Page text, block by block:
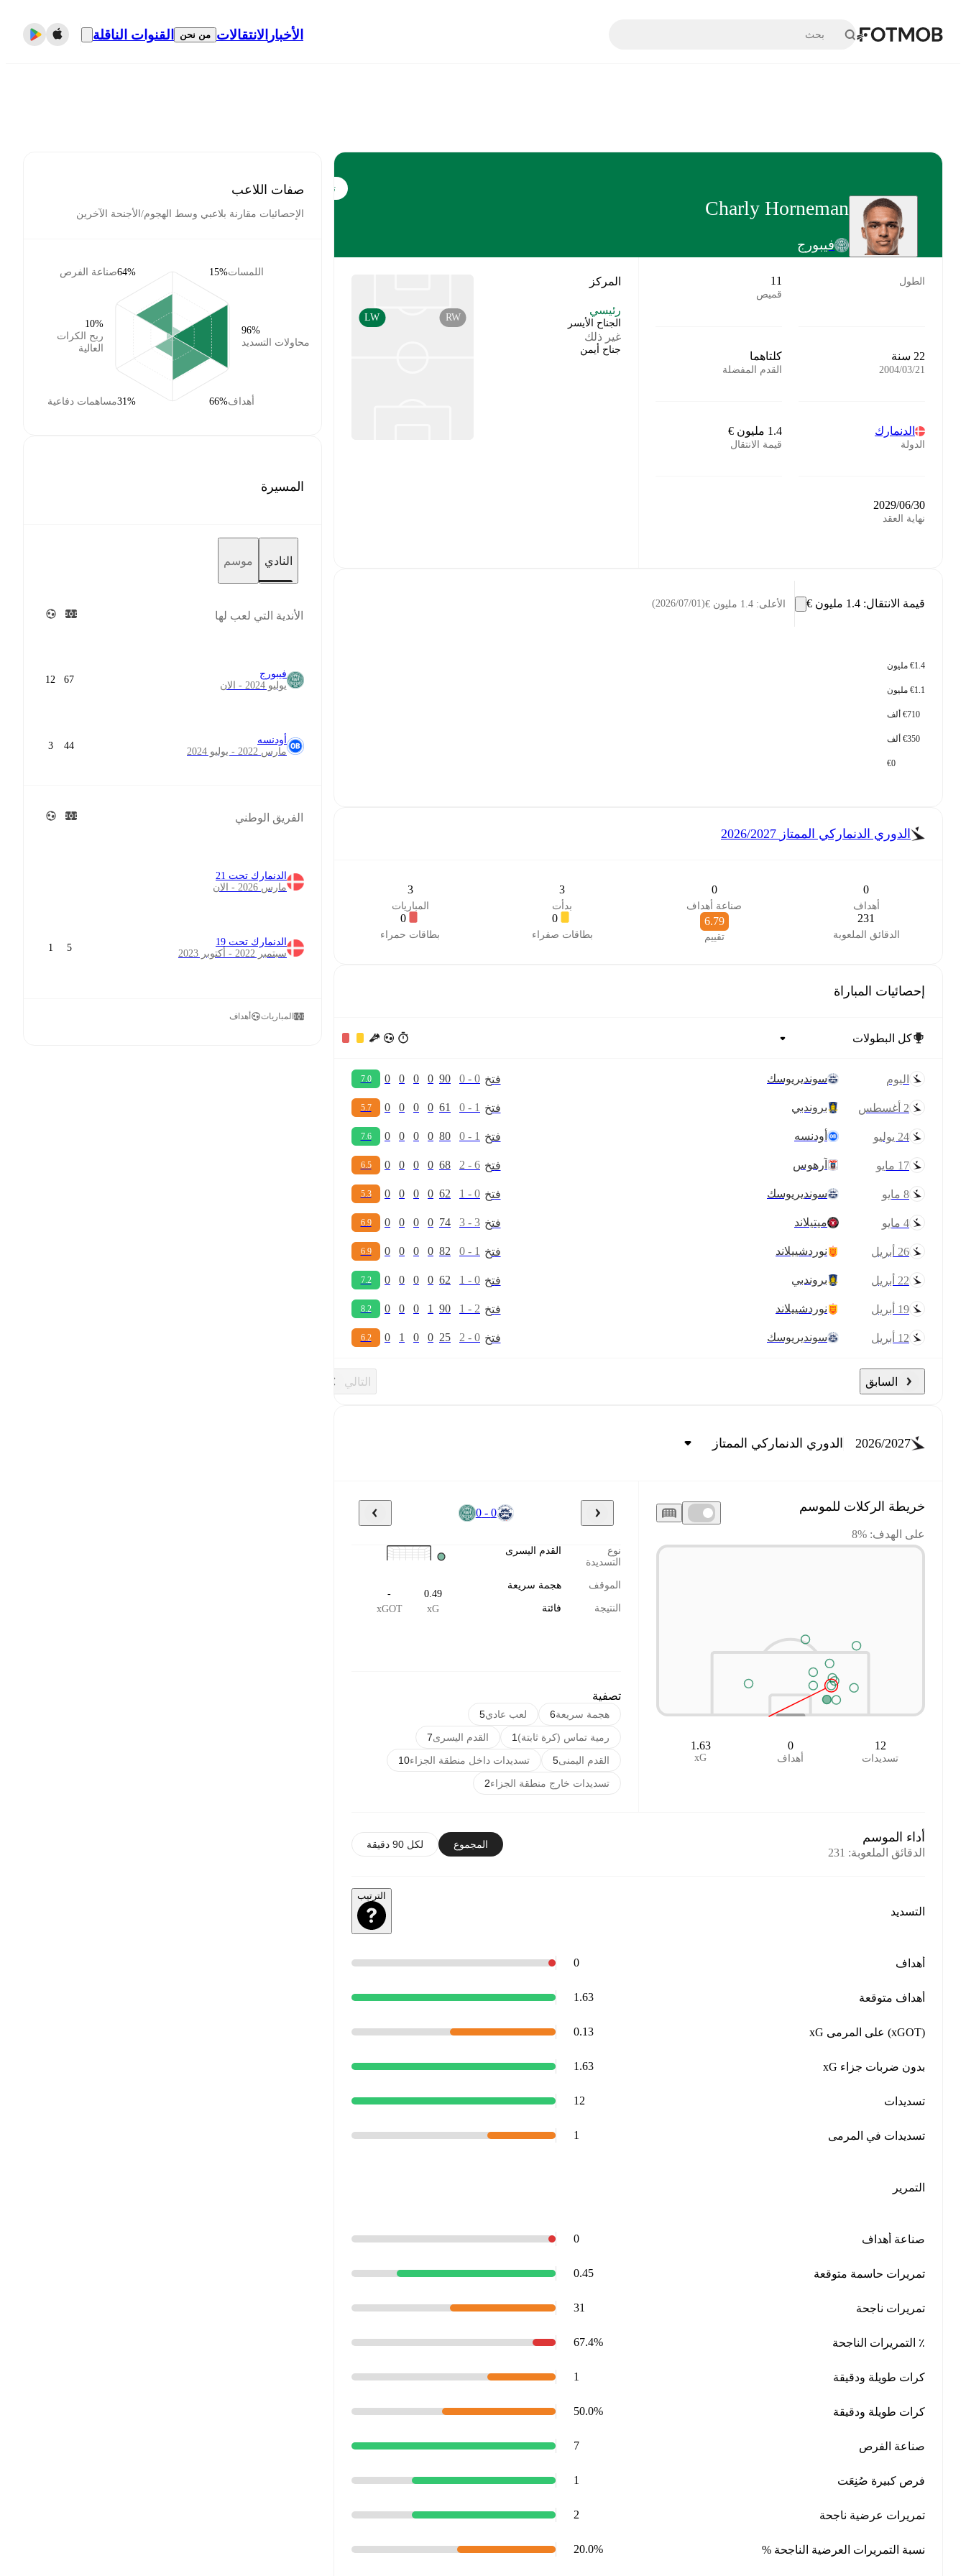
تخطَّ إلى المحتوى الرئيسي
الأخبار الانتقالات من نحن القنوات الناقلة
Charly Horneman
فيبورج
تابع
الطول 11
قميص
22 سنة
21‏/03‏/2004
كلتاهما
القدم المفضلة
الدنمارك
الدولة
‏1.4 مليون €
قيمة الانتقال
30‏/06‏/2029
نهاية العقد
المركز
رئيسي
الجناح الأيسر
غير ذلك
جناح أيمن
LW RW
قيمة الانتقال: الأعلى:
(
01‏/07‏/2026
)
€1.4 مليون
€1.1 مليون
€710 ألف
€350 ألف
€0
الدوري الدنماركي الممتاز 2026/2027
0
أهداف
0
صناعة أهداف
3
بدأت
3
المباريات
231
الدقائق الملعوبة
6.79
تقييم
0
بطاقات صفراء
0
بطاقات حمراء
إحصائيات المباراة
اليوم سونديريوسك فتخ 0
-
0
90
0
0
0
0
7.0
2 أغسطس بروندبي فتخ 1
-
0
61
0
0
0
0
5.7
24 يوليو أودنسه فتخ 1
-
0
80
0
0
0
0
7.6
17 مايو آرهوس فتخ 6
-
2
68
0
0
0
0
6.5
8 مايو سونديريوسك فتخ 0
-
1
62
0
0
0
0
5.3
4 مايو ميتيلاند فتخ 3
-
3
74
0
0
0
0
6.9
26 أبريل نوردشييلاند فتخ 1
-
0
82
0
0
0
0
6.9
22 أبريل بروندبي فتخ 0
-
1
62
0
0
0
0
7.2
19 أبريل نوردشييلاند فتخ 2
-
1
90
1
0
0
0
8.2
12 أبريل سونديريوسك فتخ 0
-
2
25
0
0
1
0
6.2
السابق التالي
2026/2027
خريطة الركلات للموسم
على الهدف: 8‎%‎
12
تسديدات
0
أهداف
1.63
xG
0 - 0
نوع
التسديدة
القدم اليسرى
الموقف هجمة سريعة
النتيجة فائتة
0.49
xG
-
xGOT
تصفية
هجمة سريعة6 لعب عادي5
رمية تماس (كرة ثابتة) 1 القدم اليسرى7
القدم اليمنى5 تسديدات داخل منطقة الجزاء10
تسديدات خارج منطقة الجزاء2
أداء الموسم
الدقائق الملعوبة:
231
المجموع لكل 90 دقيقة
التسديد
الترتيب
أهداف 0
أهداف متوقعة 1.63
xG على المرمى (xGOT) 0.13
xG بدون ضربات جزاء 1.63
تسديدات 12
تسديدات في المرمى 1
التمرير
صناعة أهداف 0
تمريرات حاسمة متوقعة 0.45
تمريرات ناجحة 31
٪ التمريرات الناجحة 67.4‎%‎
كرات طويلة ودقيقة 1
كرات طويلة ودقيقة 50.0‎%‎
صناعة الفرص 7
فرص كبيرة صُنِعَت 1
تمريرات عرضية ناجحة 2
نسبة التمريرات العرضية الناجحة % 20.0‎%‎
صفات اللاعب
الإحصائيات مقارنة بلاعبي وسط الهجوم/الأجنحة الآخرين
اللمسات15‎%‎
محاولات التسديد
96‎%‎
أهداف66‎%‎
صناعة الفرص64‎%‎
ربح الكرات
العالية
10‎%‎
مساهمات دفاعية31‎%‎
المسيرة
النادي موسم
الأندية التي لعب لها
فيبورج
يوليو 2024 - الان
67
12
أودنسه
مارس 2022 - يوليو 2024
44
3
الفريق الوطني
الدنمارك تحت 21
مارس 2026 - الان
الدنمارك تحت 19
سبتمبر 2022 - أكتوبر 2023
5
1
المباريات أهداف